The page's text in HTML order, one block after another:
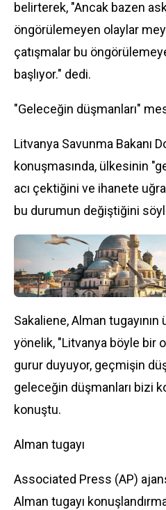
belirterek, "Ancak bazen
öngörülemeyen olaylar
çatışmalar bu
başlıyor." dedi.
"Geleceğin düşmanları"
Litvanya Savunma Bakanı
konuşmasında, ülkesinin
acı çektiğini ve ihanete
bu durumun değiştiğini
Sakaliene, Alman
yönelik, "Litvanya böyle bir
gurur duyuyor, geçmişin
geleceğin düşmanları bizi
konuştu.
Alman tugayı
Associated Press (AP)
Alman tugayı